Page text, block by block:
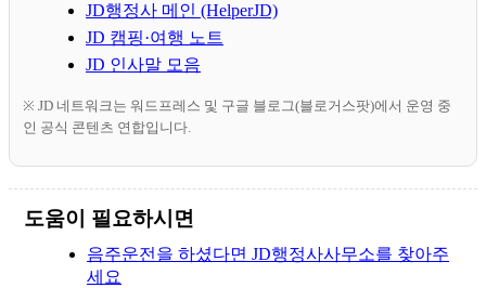
JD행정사 메인 (HelperJD)
JD 캠핑·여행 노트
JD 인사말 모음
※ JD 네트워크는 워드프레스 및 구글 블로그(블로거스팟)에서 운영 중
인 공식 콘텐츠 연합입니다.
도움이 필요하시면
음주운전을 하셨다면 JD행정사사무소를 찾아주
세요